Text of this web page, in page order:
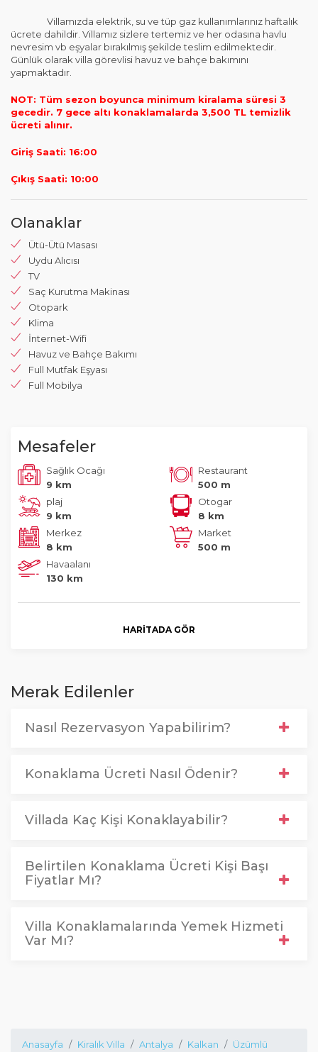
Villamızda elektrik, su ve tüp gaz kullanımlarınız haftalık
ücrete dahildir. Villamız sizlere tertemiz ve her odasına havlu
nevresim vb eşyalar bırakılmış şekilde teslim edilmektedir.
Günlük olarak villa görevlisi havuz ve bahçe bakımını
yapmaktadır.
NOT: Tüm sezon boyunca minimum kiralama süresi 3
gecedir. 7 gece altı konaklamalarda 3,500 TL temizlik
ücreti alınır.
Giriş Saati: 16:00
Çıkış Saati: 10:00
Olanaklar
Ütü-Ütü Masası
Uydu Alıcısı
TV
Saç Kurutma Makinası
Otopark
Klima
İnternet-Wifi
Havuz ve Bahçe Bakımı
Full Mutfak Eşyası
Full Mobilya
Mesafeler
Sağlık Ocağı
9 km
Restaurant
500 m
plaj
9 km
Otogar
8 km
Merkez
8 km
Market
500 m
Havaalanı
130 km
HARITADA GÖR
Merak Edilenler
Nasıl Rezervasyon Yapabilirim?
Konaklama Ücreti Nasıl Ödenir?
Villada Kaç Kişi Konaklayabilir?
Belirtilen Konaklama Ücreti Kişi Başı
Fiyatlar Mı?
Villa Konaklamalarında Yemek Hizmeti
Var Mı?
Anasayfa Kiralık Villa Antalya Kalkan
Üzümlü